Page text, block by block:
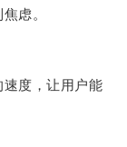
虑。
度，让用户能